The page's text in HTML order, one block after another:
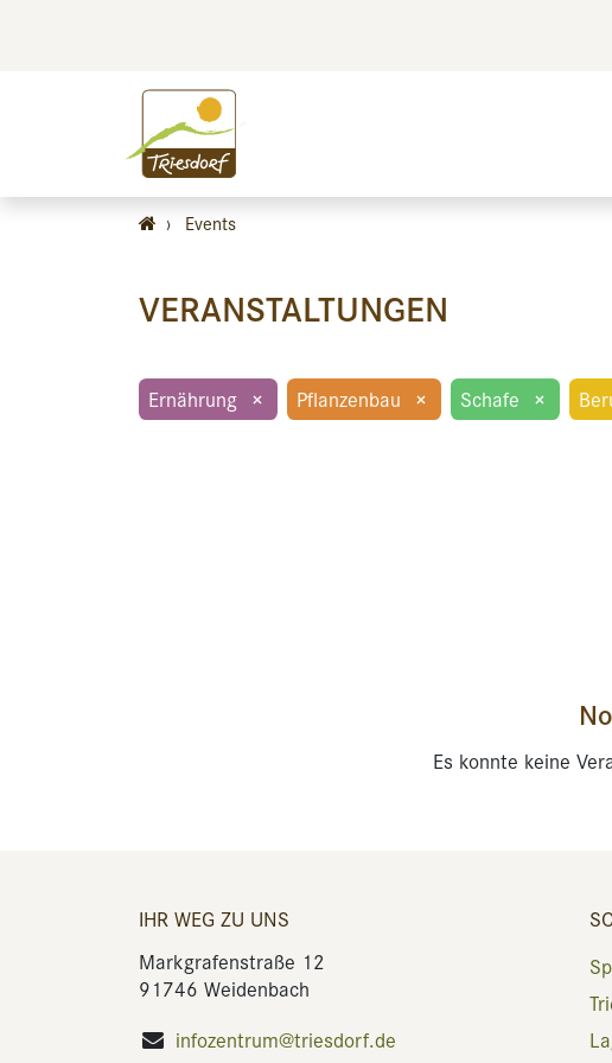
› Events
VERANSTALTUNGEN
Ernährung × Pflanzenbau × Schafe ×
Es konnte keine
IHR WEG ZU UNS
Markgrafenstraße 12
91746 Weidenbach
infozentrum@triesdorf.de